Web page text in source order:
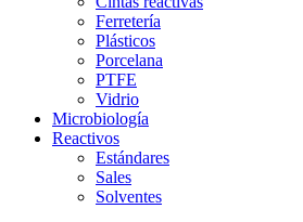
Ferretería
Plásticos
Porcelana
PTFE
Vidrio
Microbiología
Reactivos
Estándares
Sales
Solventes